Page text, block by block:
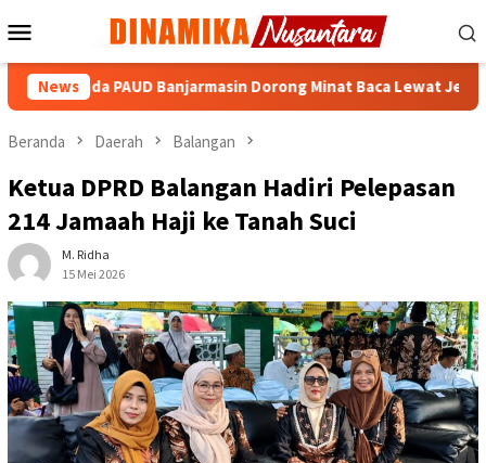
ke
Mobile
News
Bunda PAUD Banjarmasin Dorong Minat Baca Lewat Jelajah
Beranda Daerah Balangan
Ketua DPRD Balangan Hadiri Pelepasan
214 Jamaah Haji ke Tanah Suci
M. Ridha
15 Mei 2026